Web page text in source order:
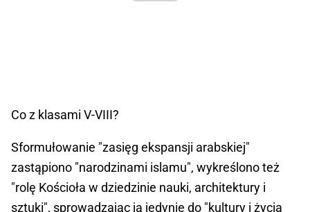
Co z klasami V-VIII?
Sformułowanie "zasięg ekspansji arabskiej"
zastąpiono "narodzinami islamu", wykreślono też
"rolę Kościoła w dziedzinie nauki, architektury i
sztuki", sprowadzając ją jedynie do "kultury i życia